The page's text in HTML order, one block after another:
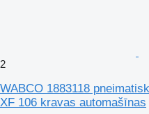
2
WABCO 1883118
XF 106 kravas automašīnas